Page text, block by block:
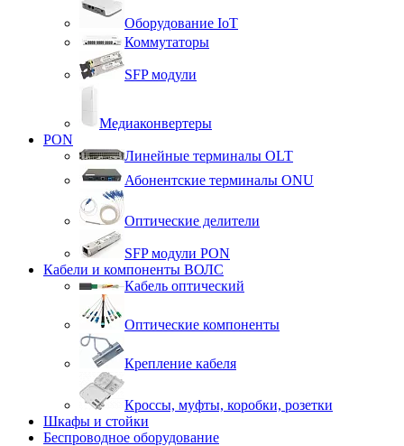
Оборудование IoT
Коммутаторы
SFP модули
Медиаконвертеры
PON
Линейные терминалы OLT
Абонентские терминалы ONU
Оптические делители
SFP модули PON
Кабели и компоненты ВОЛС
Кабель оптический
Оптические компоненты
Крепление кабеля
Кроссы, муфты, коробки, розетки
Шкафы и стойки
Беспроводное оборудование